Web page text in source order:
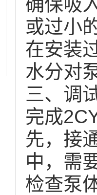
或过小
在安装
水分对
三、调
完成
先，接
中，需
检查泵